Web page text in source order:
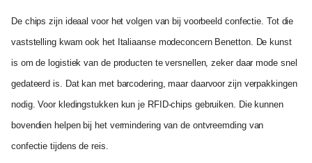
De chips zijn ideaal voor het volgen van bij voorbeeld confectie. Tot die
vaststelling kwam ook het Italiaanse modeconcern Benetton. De kunst
is om de logistiek van de producten te versnellen, zeker daar mode snel
gedateerd is. Dat kan met barcodering, maar daarvoor zijn verpakkingen
nodig. Voor kledingstukken kun je RFID-chips gebruiken. Die kunnen
bovendien helpen bij het vermindering van de ontvreemding van
confectie tijdens de reis.